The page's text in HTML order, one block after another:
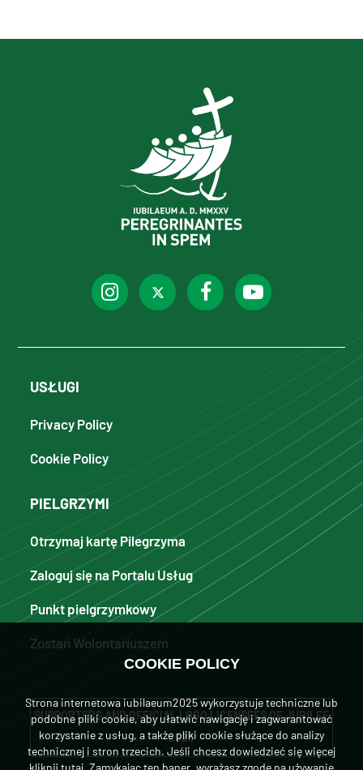
USŁUGI
Privacy Policy
Cookie Policy
PIELGRZYMI
Otrzymaj kartę Pilegrzyma
Zaloguj się na Portalu Usług
Punkt pielgrzymkowy
Zostań Wolontariuszem
SUPPORTERS AND OFFICIAL LOGO LICENSEES OF JUBILEE
2025
COOKIE POLICY
Strona internetowa iubilaeum2025 wykorzystuje techniczne lub
podobne pliki cookie, aby ułatwić nawigację i zagwarantować
korzystanie z usług, a także pliki cookie służące do analizy
technicznej i stron trzecich. Jeśli chcesz dowiedzieć się więcej
kliknij tutaj . Zamykając ten baner, wyrażasz zgodę na używanie